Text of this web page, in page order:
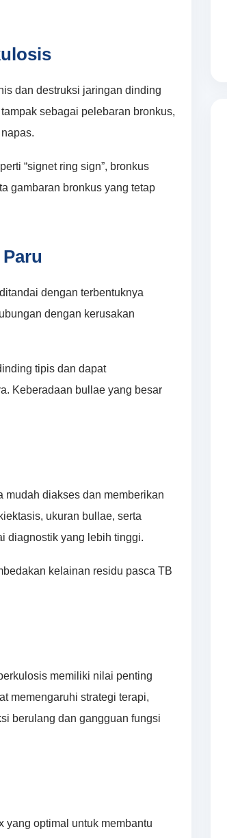
dan destruksi jaringan dinding
sebagai pelebaran bronkus,
“signet ring sign”, bronkus
gambaran bronkus yang tetap
dengan terbentuknya
dengan kerusakan
tipis dan dapat
Keberadaan bullae yang besar
mudah diakses dan memberikan
ukuran bullae, serta
diagnostik yang lebih tinggi.
kelainan residu pasca TB
memiliki nilai penting
memengaruhi strategi terapi,
berulang dan gangguan fungsi
yang optimal untuk membantu